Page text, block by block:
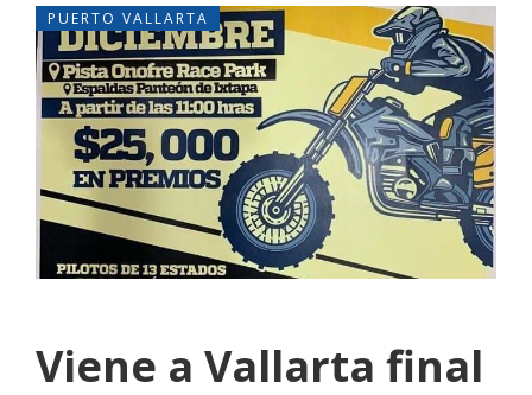
PUERTO VALLARTA
Viene a Vallarta final